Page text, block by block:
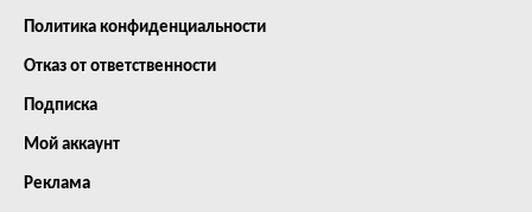
Политика конфиденциальности
Отказ от ответственности
Подписка
Мой аккаунт
Реклама